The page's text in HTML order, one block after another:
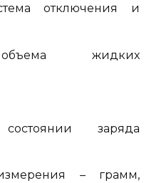
отключения и
жидких
заряда
– грамм,